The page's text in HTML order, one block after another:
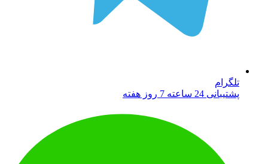
تلگرام
پشتیبانی 24 ساعته 7 روز هفته